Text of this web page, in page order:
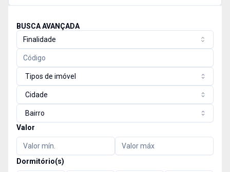
BUSCA AVANÇADA
Finalidade
Tipos de imóvel
Cidade
Bairro
Valor
Dormitório(s)